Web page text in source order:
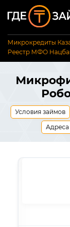
Микрокредиты
Реестр МФО
Условия займов
Адреса